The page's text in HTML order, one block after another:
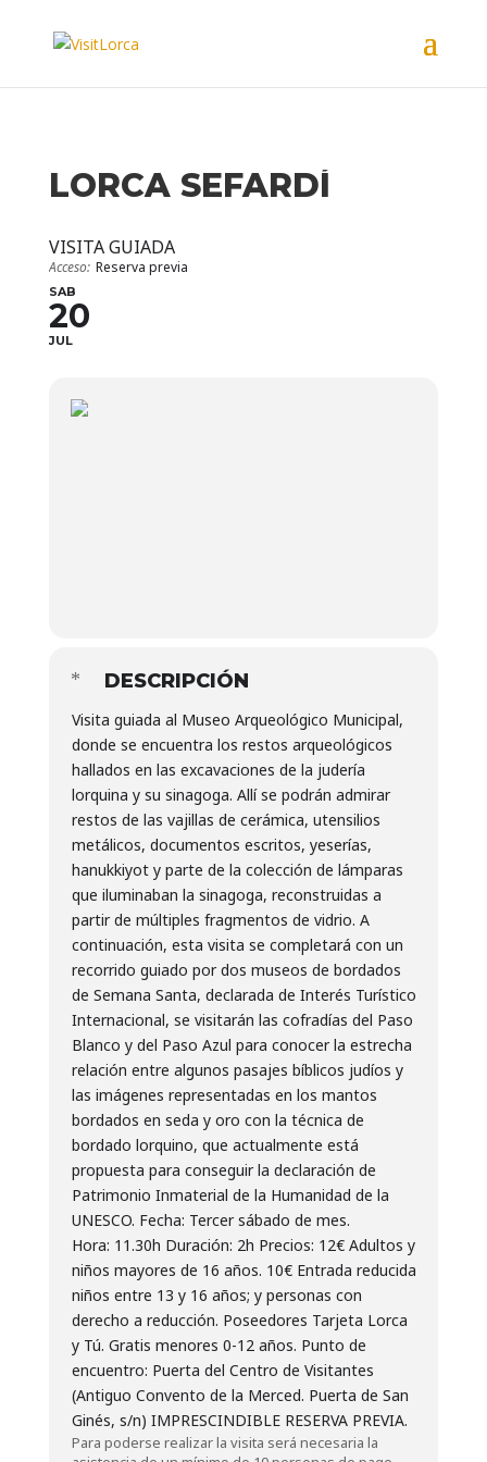
LORCA SEFARDÍ
VISITA GUIADA
Acceso: Reserva previa
SAB
20
JUL
DESCRIPCIÓN
Visita guiada al Museo Arqueológico Municipal,
donde se encuentra los restos arqueológicos
hallados en las excavaciones de la judería
lorquina y su sinagoga. Allí se podrán admirar
restos de las vajillas de cerámica, utensilios
metálicos, documentos escritos, yeserías,
hanukkiyot y parte de la colección de lámparas
que iluminaban la sinagoga, reconstruidas a
partir de múltiples fragmentos de vidrio. A
continuación, esta visita se completará con un
recorrido guiado por dos museos de bordados
de Semana Santa, declarada de Interés Turístico
Internacional, se visitarán las cofradías del Paso
Blanco y del Paso Azul para conocer la estrecha
relación entre algunos pasajes bíblicos judíos y
las imágenes representadas en los mantos
bordados en seda y oro con la técnica de
bordado lorquino, que actualmente está
propuesta para conseguir la declaración de
Patrimonio Inmaterial de la Humanidad de la
UNESCO. Fecha: Tercer sábado de mes.
Hora: 11.30h Duración: 2h Precios: 12€Adultos y
niños mayores de 16 años. 10€Entrada reducida
niños entre 13 y 16 años; y personas con
derecho a reducción. Poseedores Tarjeta Lorca
y Tú. Gratis menores 0-12 años. Punto de
encuentro: Puerta del Centro de Visitantes
(Antiguo Convento de la Merced. Puerta de San
Ginés, s/n) IMPRESCINDIBLE RESERVA PREVIA.
Para poderse realizar la visita será necesaria la